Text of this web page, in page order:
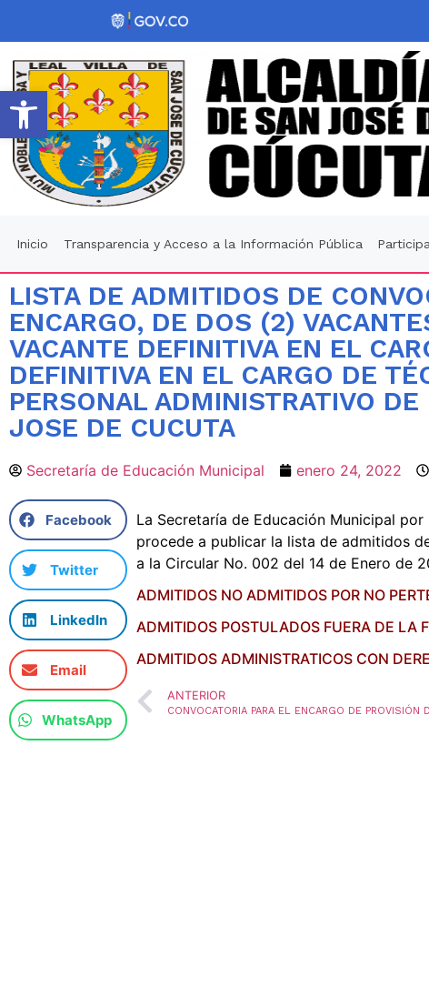
Abrir barra de herramientas
Inicio Transparencia y Acceso a la Información Pública Participa
LISTA DE ADMITIDOS DE
ENCARGO, DE DOS (2)
VACANTE DEFINITIVA EN EL
DEFINITIVA EN EL CARGO DE
PERSONAL ADMINISTRATIVO
JOSE DE CUCUTA
Secretaría de Educación Municipal enero 24, 2022
Facebook
Twitter
LinkedIn
Email
WhatsApp
La Secretaría de Educación Municipal
procede a publicar la lista de admitidos
a la Circular No. 002 del 14 de Enero de
ADMITIDOS NO ADMITIDOS POR NO
ADMITIDOS POSTULADOS FUERA DE LA
ADMITIDOS ADMINISTRATICOS CON
ANTERIOR